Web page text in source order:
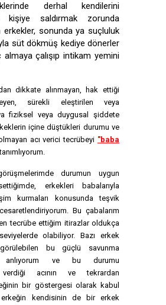
derhal kendilerini
kişiye saldırmak zorunda
erkekler, sonunda ya suçluluk
süt dökmüş kediye dönerler
çalışıp intikam yemini
dikkate alınmayan, hak ettiği
sürekli eleştirilen veya
fiziksel veya duygusal şiddete
içine düştükleri durumu ve
acı verici tecrübeyi "baba
durumun uygun
erkekleri babalarıyla
kurmaları konusunda teşvik
Bu çabalarım
tecrübe ettiğim itirazlar oldukça
olabiliyor. Bazı erkek
görülebilen bu güçlü savunma
anlıyorum ve bu durumu
verdiği acının ve tekrardan
bir göstergesi olarak kabul
kendisinin de bir erkek